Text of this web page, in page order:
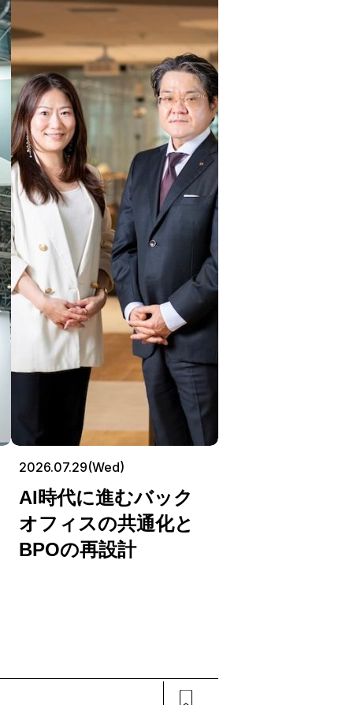
2026.07.29(Wed)
AI時代に進むバック
オフィスの共通化と
BPOの再設計